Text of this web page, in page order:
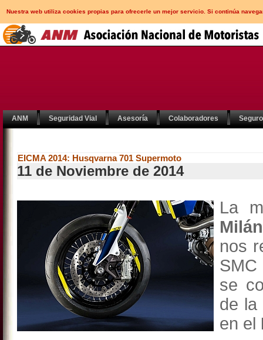
Nuestra web utiliza cookies propias para ofrecerle un mejor servicio. Si continúa
ANM Seguridad Vial Asesoría Colaboradores
EICMA 2014: Husqvarna 701 Supermoto
11 de Noviembre de 2014
La
nos
se
de la
en el